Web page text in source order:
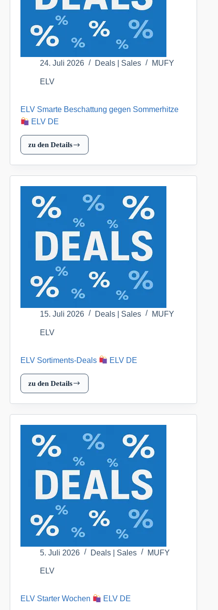
eckig,
Anthrazit
für
nur
EUR
ELV
DE
24. Juli 2026 Deals | Sales MUFY
ELV
ELV Smarte Beschattung gegen Sommerhitze
ELV DE
zu den Details
ELV
gegen
Sommerhitze
ELV
DE
15. Juli 2026 Deals | Sales MUFY
ELV
ELV Sortiments-Deals ELV DE
zu den Details
ELV
ELV
DE
5. Juli 2026 Deals | Sales MUFY
ELV
ELV Starter Wochen ELV DE